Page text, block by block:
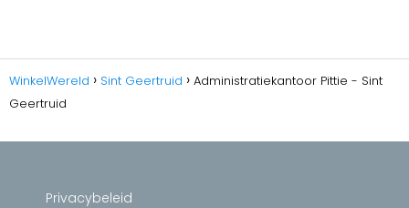
WinkelWereld Sint Geertruid
Administratiekantoor Pittie - Sint
Geertruid
Privacybeleid